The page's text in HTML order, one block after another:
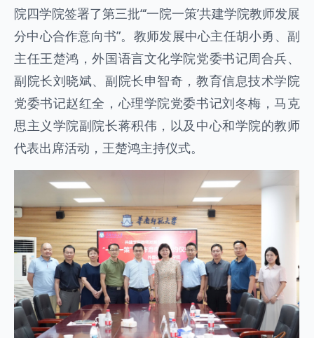
院四学院签署了第三批“‘一院一策’共建学院教师发展
分中心合作意向书”。教师发展中心主任胡小勇、副
主任王楚鸿，外国语言文化学院党委书记周合兵、
副院长刘晓斌、副院长申智奇，教育信息技术学院
党委书记赵红全，心理学院党委书记刘冬梅，马克
思主义学院副院长蒋积伟，以及中心和学院的教师
代表出席活动，王楚鸿主持仪式。